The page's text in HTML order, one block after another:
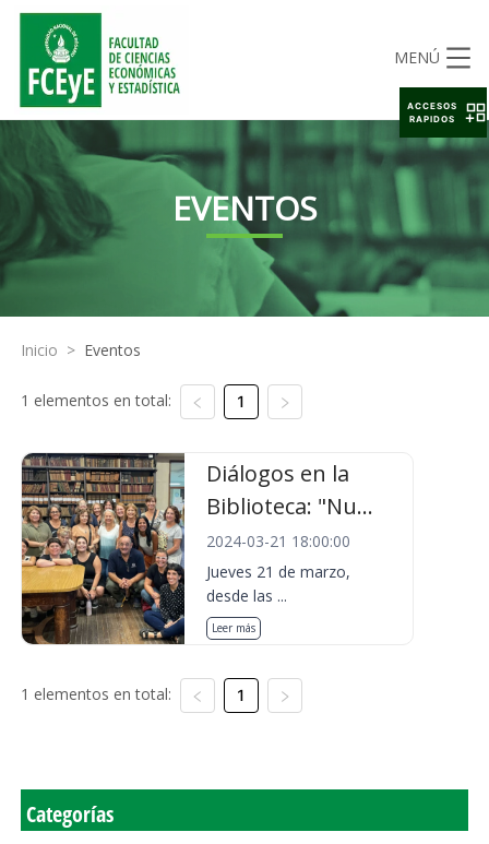
MENÚ
EVENTOS
Inicio > Eventos
1 elementos en total: 1
Diálogos en la
Biblioteca: "Nu...
2024-03-21 18:00:00
Jueves 21 de marzo,
desde las ...
Leer más
1 elementos en total: 1
Categorías
ACCESOS
RAPIDOS